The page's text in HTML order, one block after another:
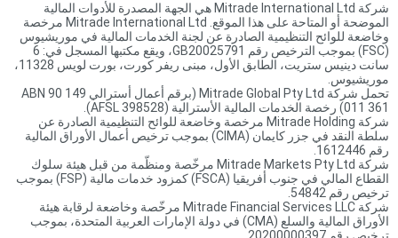
شركة Mitrade International Ltd هي الجهة المصدرة للأدوات المالية
الموضحة أو المتاحة على هذا الموقع. Mitrade International Ltd مرخصة
وخاضعة للوائح التنظيمية الصادرة عن لجنة الخدمات المالية في موريشيوس
(FSC) بموجب الترخيص رقم GB20025791، ويقع مكتبها المسجل في: 6
سانت دينيس ستريت، الطابق الأول، مبنى ريفر كورت، بورت لويس 11328،
موريشيوس.
تحمل شركة Mitrade Global Pty Ltd (برقم أعمال أسترالي ABN 90 149
011 361) رخصة الخدمات المالية الأسترالية (AFSL 398528).
شركة Mitrade Holding مرخصة وخاضعة للوائح التنظيمية الصادرة عن
سلطة النقد في جزر كايمان (CIMA) بموجب ترخيص أعمال الأوراق المالية
رقم 1612446.
شركة Mitrade Markets Pty Ltd مرخّصة ومنظّمة من قبل هيئة سلوك
القطاع المالي في جنوب أفريقيا (FSCA) كمزود خدمات مالية (FSP) بموجب
ترخيص رقم 54842.
شركة Mitrade Financial Services LLC مرخّصة وخاضعة لرقابة هيئة
الأوراق المالية والسلع (CMA) في دولة الإمارات العربية المتحدة، بموجب